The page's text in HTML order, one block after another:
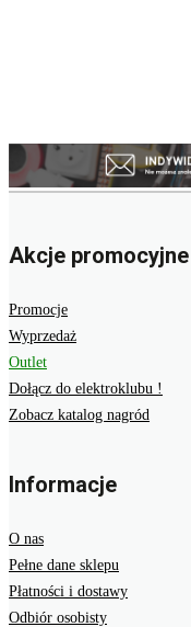
Akcje promocyjne
Promocje
Wyprzedaż
Outlet
Dołącz do elektroklubu !
Zobacz katalog nagród
Informacje
O nas
Pełne dane sklepu
Płatności i dostawy
Odbiór osobisty